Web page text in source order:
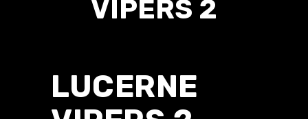
VIPERS 2
LUCERNE